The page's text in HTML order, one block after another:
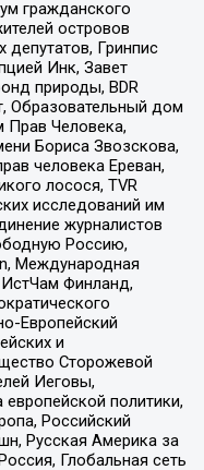
гражданского
островов
Гринпис
Инк, Завет
природы, BDR
Образовательный дом
Прав Человека,
Бориса Звозскова,
человека Ереван,
лосося, TVR
исследований им
журналистов
Россию,
Международная
Финланд,
Европейский
и
Сторожевой
Иеговы,
политики,
Российский
Русская Америка за
Глобальная сеть